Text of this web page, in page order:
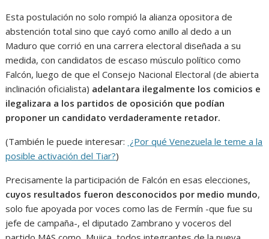
Esta postulación no solo rompió la alianza opositora de
abstención total sino que cayó como anillo al dedo a un
Maduro que corrió en una carrera electoral diseñada a su
medida, con candidatos de escaso músculo político como
Falcón, luego de que el Consejo Nacional Electoral (de abierta
inclinación oficialista) adelantara ilegalmente los comicios e
ilegalizara a los partidos de oposición que podían
proponer un candidato verdaderamente retador.
(También le puede interesar: ¿Por qué Venezuela le teme a la
posible activación del Tiar?)
Precisamente la participación de Falcón en esas elecciones,
cuyos resultados fueron desconocidos por medio mundo,
solo fue apoyada por voces como las de Fermín -que fue su
jefe de campaña-, el diputado Zambrano y voceros del